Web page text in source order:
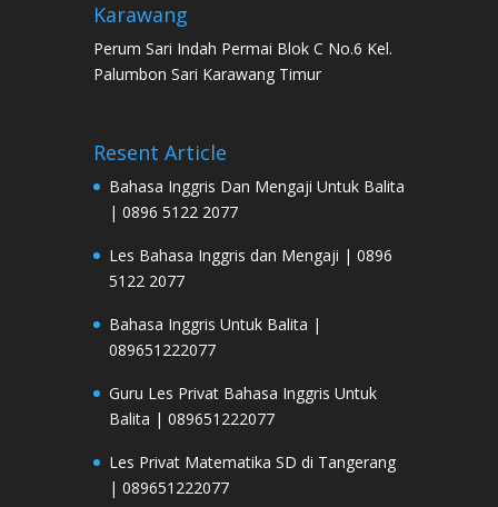
Karawang
Perum Sari Indah Permai Blok C No.6 Kel.
Palumbon Sari Karawang Timur
Resent Article
Bahasa Inggris Dan Mengaji Untuk Balita
| 0896 5122 2077
Les Bahasa Inggris dan Mengaji | 0896
5122 2077
Bahasa Inggris Untuk Balita |
089651222077
Guru Les Privat Bahasa Inggris Untuk
Balita | 089651222077
Les Privat Matematika SD di Tangerang
| 089651222077